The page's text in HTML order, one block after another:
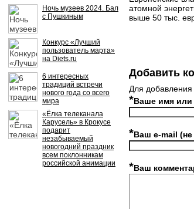
Ночь музеев 2024. Бал
с Пушкиным
Конкурс «Лучший
пользователь марта»
на Diets.ru
6 интересных
традиций встречи
нового года со всего
мира
«Ёлка телеканала
Карусель» в Крокусе
подарит
незабываемый
новогодний праздник
всем поклонникам
российской анимации
атомной
выше 50 тыс.
Добавить
Для
*Ваше имя или
*Ваш e-mail (не
*Ваш